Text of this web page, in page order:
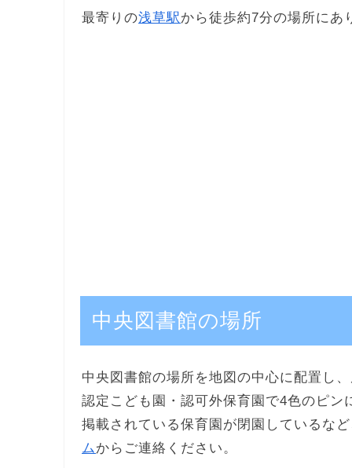
最寄りの浅草駅から徒歩約7分の場所にあ
中央図書館の場所
中央図書館の場所を地図の中心に配置し
認定こども園・認可外保育園で4色のピン
掲載されている保育園が閉園しているな
ム からご連絡ください。